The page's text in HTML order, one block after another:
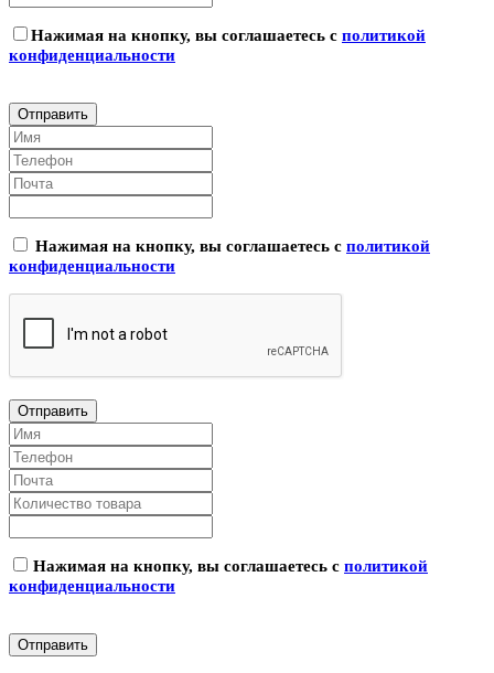
Нажимая на кнопку, вы соглашаетесь с политикой
конфиденциальности
Нажимая на кнопку, вы соглашаетесь с политикой
конфиденциальности
Нажимая на кнопку, вы соглашаетесь с политикой
конфиденциальности